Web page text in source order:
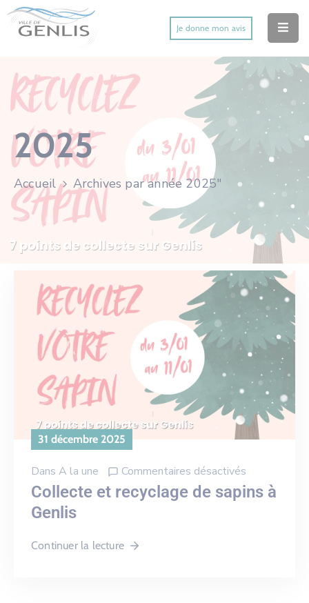
Je donne mon avis
Ma Ville
Mes Services Utiles
Mes Activités
Actu’
Contact
2025
Accueil Archives par année 2025"
31 décembre 2025
Dans A la une Commentaires désactivés
Collecte et recyclage de sapins à
Genlis
Continuer la lecture